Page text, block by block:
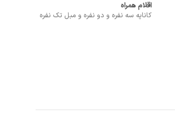
اقلام همراه
کاناپه سه نفره و دو نفره و مبل تک نفره